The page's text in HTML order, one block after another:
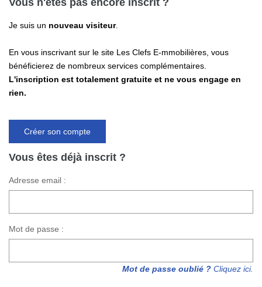
Notre Équipe
Nos Actualités
Je suis un nouveau visiteur.
En vous inscrivant sur le site Les Clefs E-mmobilières, vous
bénéficierez de nombreux services complémentaires.
L'inscription est totalement gratuite et ne vous engage en
rien.
Créer son compte
Vous êtes déjà inscrit ?
Adresse email :
Mot de passe :
Mot de passe oublié ? Cliquez ici.